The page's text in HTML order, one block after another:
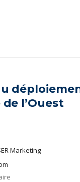
l’Ouest
Marketing